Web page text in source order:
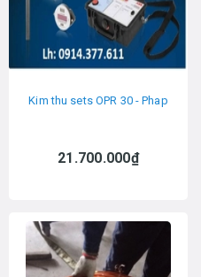
Kim thu sets OPR 30 - Phap
21.700.000₫